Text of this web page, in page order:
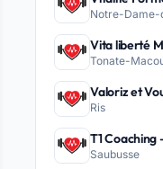
Bliquetuit
Notre-
Vita liberté
Tonate-
Valoriz et
Ris
T1 Coaching
Saubusse